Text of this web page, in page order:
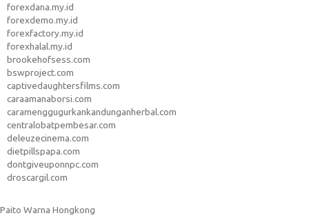
forexdana.my.id
forexdemo.my.id
forexfactory.my.id
forexhalal.my.id
brookehofsess.com
bswproject.com
captivedaughtersfilms.com
caraamanaborsi.com
caramenggugurkankandunganherbal.com
centralobatpembesar.com
deleuzecinema.com
dietpillspapa.com
dontgiveuponnpc.com
droscargil.com
Paito Warna Hongkong